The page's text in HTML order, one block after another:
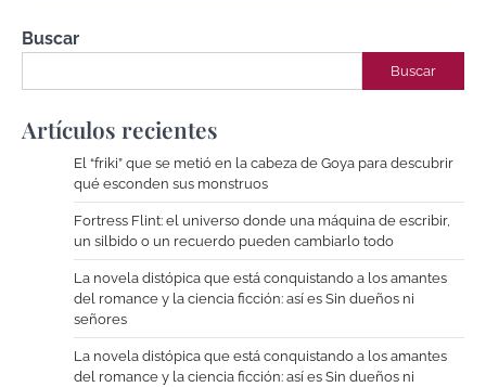
Buscar
Buscar
Artículos recientes
El “friki” que se metió en la cabeza de Goya para descubrir
qué esconden sus monstruos
Fortress Flint: el universo donde una máquina de escribir,
un silbido o un recuerdo pueden cambiarlo todo
La novela distópica que está conquistando a los amantes
del romance y la ciencia ficción: así es Sin dueños ni
señores
La novela distópica que está conquistando a los amantes
del romance y la ciencia ficción: así es Sin dueños ni